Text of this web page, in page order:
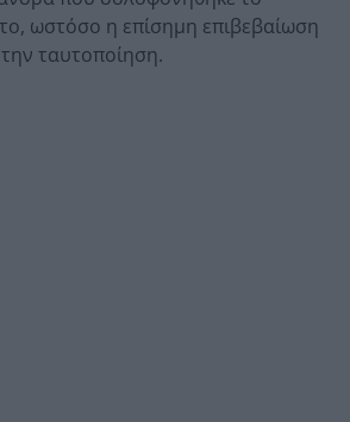
ωστόσο η επίσημη επιβεβαίωση
ταυτοποίηση.